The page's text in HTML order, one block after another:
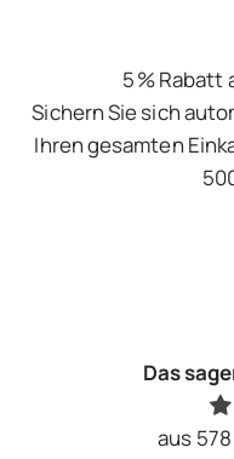
5 % Rabatt
Sichern Sie sich
Ihren gesamten
Das
aus